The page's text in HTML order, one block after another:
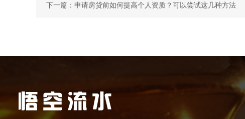
下一篇： 申请房贷前如何提高个人资质？可以尝试这几种方法